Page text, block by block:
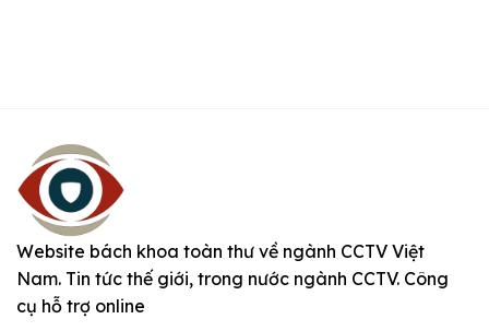
Website bách khoa toàn thư về ngành CCTV Việt
Nam. Tin tức thế giới, trong nước ngành CCTV. Công
cụ hỗ trợ online